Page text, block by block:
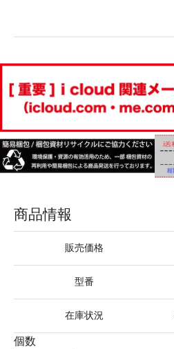
商品情報
販売価格
型番
在庫状況
個数